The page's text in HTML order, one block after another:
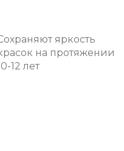
яркость
на протяжении
12 лет